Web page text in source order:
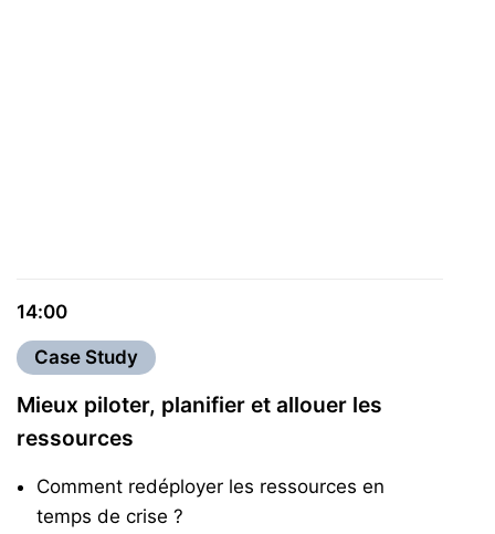
14:00
Case Study
Mieux piloter, planifier et allouer les
ressources
Comment redéployer les ressources en
temps de crise ?